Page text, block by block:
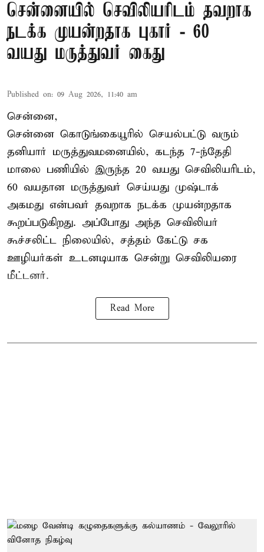
சென்னையில் செவிலியரிடம் தவறாக
நடக்க முயன்றதாக புகார் - 60
வயது மருத்துவர் கைது
Published on: 09 Aug 2026, 11:40 am
சென்னை,
சென்னை கொடுங்கையூரில் செயல்பட்டு வரும்
தனியார் மருத்துவமனையில், கடந்த 7-ந்தேதி
மாலை பணியில் இருந்த 20 வயது செவிலியரிடம்,
60 வயதான மருத்துவர் செய்யது முஷ்டாக்
அகமது என்பவர் தவறாக நடக்க முயன்றதாக
கூறப்படுகிறது. அப்போது அந்த செவிலியர்
கூச்சலிட்ட நிலையில், சத்தம் கேட்டு சக
ஊழியர்கள் உடனடியாக சென்று செவிலியரை
மீட்டனர்.
Read More